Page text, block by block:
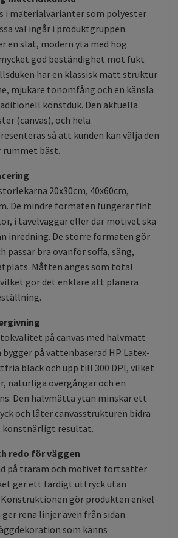
i materialvarianter som polyester
val ingår i produktgruppen.
en slät, modern yta med hög
god beständighet mot fukt
har en klassisk matt struktur
mjukare tonomfång och en känsla
konstduk. Den aktuella
(canvas), och hela
så att kunden kan välja den
rummet bäst.
20x30cm, 40x60cm,
De mindre formaten fungerar fint
i tavelväggar eller där motivet ska
inredning. De större formaten gör
passar bra ovanför soffa, säng,
Måtten anges som total
gör det enklare att planera
på canvas med halvmatt
på vattenbaserad HP Latex-
bläck och upp till 300 DPI, vilket
naturliga övergångar och en
Den halvmätta ytan minskar ett
och låter canvasstrukturen bidra
resultat.
redo för väggen
på träram och motivet fortsätter
ger ett färdigt uttryck utan
gör produkten enkel
rena linjer även från sidan.
som känns